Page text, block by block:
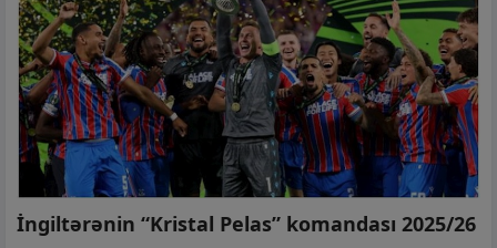
İngiltərənin “Kristal Pelas” komandası 2025/26